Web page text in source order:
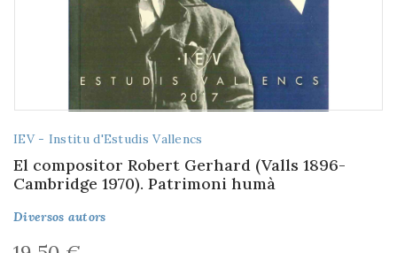
IEV - Institu d'Estudis Vallencs
El compositor Robert Gerhard (Valls 1896-
Cambridge 1970). Patrimoni humà
Diversos autors